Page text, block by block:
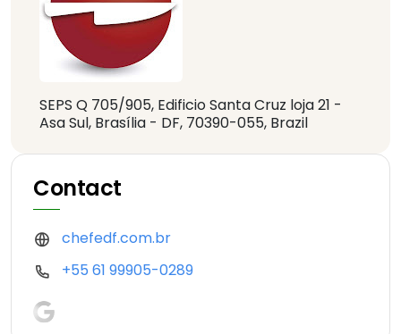
SEPS Q 705/905, Edificio Santa Cruz loja 21 -
Asa Sul, Brasília - DF, 70390-055, Brazil
Contact
chefedf.com.br
+55 61 99905-0289